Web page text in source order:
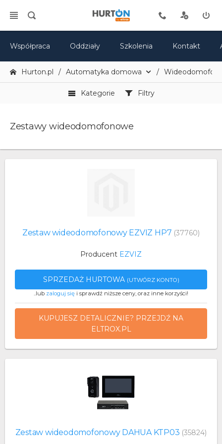
Współpraca Oddziały Szkolenia Kontakt
Hurton.pl Automatyka domowa
Kategorie Filtry
Zestawy wideodomofonowe
Zestaw wideodomofonowy EZVIZ HP7 (37760)
Producent EZVIZ
SPRZEDAŻ HURTOWA (UTWÓRZ KONTO)
..lub zaloguj się i sprawdź niższe ceny, oraz inne korzyści!
KUPUJESZ DETALICZNIE? PRZEJDŹ NA
ELTROX.PL
Zestaw wideodomofonowy DAHUA KTP03 (35824)